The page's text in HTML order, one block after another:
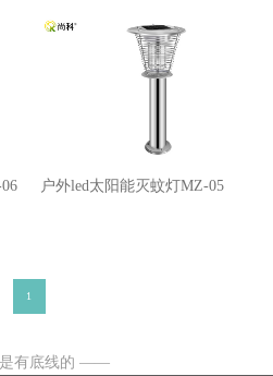
户外led太阳能灭蚊灯MZ-05
1
有底线的 ——